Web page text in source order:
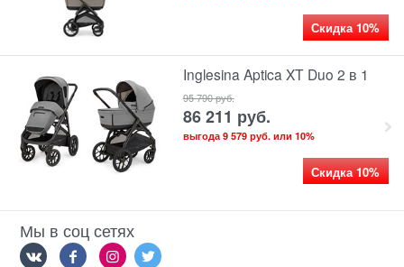
Скидка 10%
Inglesina Aptica XT Duo 2 в 1
95 790 руб.
86 211 руб.
выгода9 579 руб.или 10%
Скидка 10%
Мы в соц сетях